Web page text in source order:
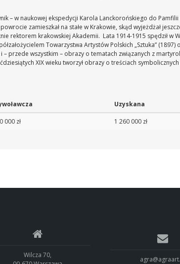
– w naukowej ekspedycji Karola Lanckorońskiego do Pamfilii
zamieszkał na stałe w Krakowie, skąd wyjeżdżał
rektorem krakowskiej Akademii. Lata 1914-1915 spędził w
Towarzystwa Artystów Polskich „Sztuka”
przede wszystkim – obrazy o tematach związanych z
XIX wieku tworzył obrazy o treściach
Uzyskana
000 zł 1 260 000 zł
Wilcza 70,